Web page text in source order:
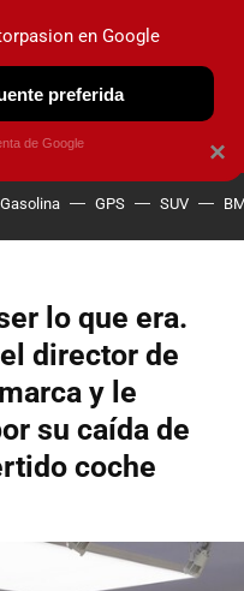
OBSERVATORIO
Gasolina GPS SUV
lo que era.
director de
y le
su caída de
coche
×
en Google
preferida
de Google